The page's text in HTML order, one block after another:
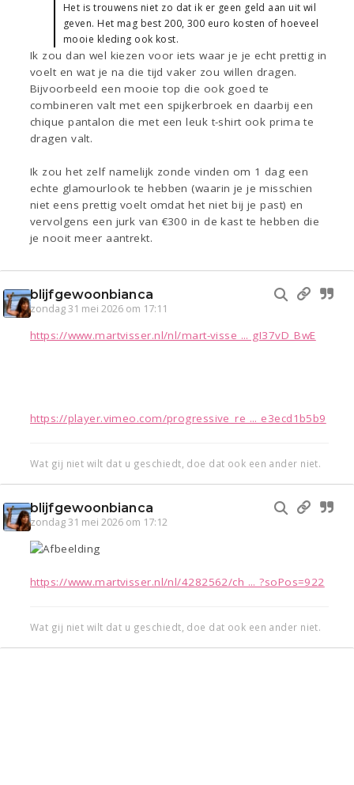
Het is trouwens niet zo dat ik er geen geld aan uit wil
geven. Het mag best 200, 300 euro kosten of hoeveel
mooie kleding ook kost.
Ik zou dan wel kiezen voor iets waar je je echt prettig in
voelt en wat je na die tijd vaker zou willen dragen.
Bijvoorbeeld een mooie top die ook goed te
combineren valt met een spijkerbroek en daarbij een
chique pantalon die met een leuk t-shirt ook prima te
dragen valt.
Ik zou het zelf namelijk zonde vinden om 1 dag een
echte glamourlook te hebben (waarin je je misschien
niet eens prettig voelt omdat het niet bij je past) en
vervolgens een jurk van €300 in de kast te hebben die
je nooit meer aantrekt.
blijfgewoonbianca
zondag 31 mei 2026 om 17:11
https://www.martvisser.nl/nl/mart-visse ... gI37vD_BwE
https://player.vimeo.com/progressive_re ... e3ecd1b5b9
Wat gij niet wilt dat u geschiedt, doe dat ook een ander niet.
blijfgewoonbianca
zondag 31 mei 2026 om 17:12
https://www.martvisser.nl/nl/4282562/ch ... ?soPos=922
Wat gij niet wilt dat u geschiedt, doe dat ook een ander niet.